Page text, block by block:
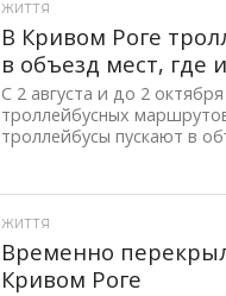
ЖИТТЯ
В Кривом Роге
в объезд мест, где
С 2 августа и до 2
троллейбусных
троллейбусы пускают в
ЖИТТЯ
Временно
Кривом Роге